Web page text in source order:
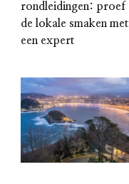
rondleidingen: proef
de lokale smaken met
een expert